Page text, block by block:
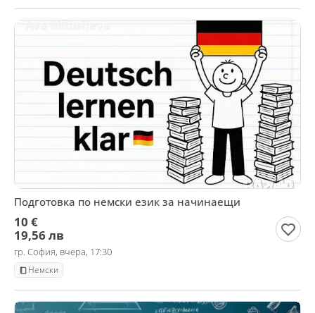
Подготовка по немски език за начинаещи
10 €
19,56 лв
гр. София, вчера, 17:30
Немски